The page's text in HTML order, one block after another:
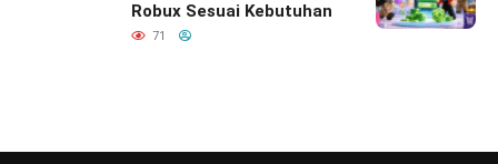
Robux Sesuai Kebutuhan
71